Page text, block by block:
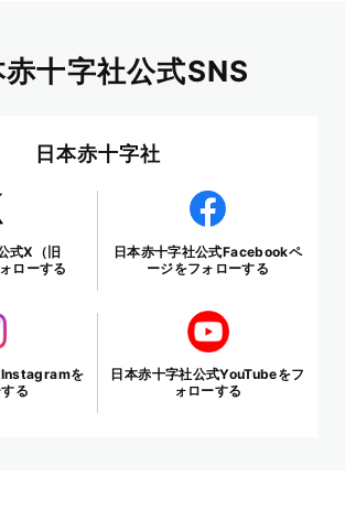
赤十字社公式SNS
日本赤十字社
式X（旧
ローする
日本赤十字社公式Facebookペ
ージをフォローする
Instagramを
る
日本赤十字社公式YouTubeをフ
ォローする